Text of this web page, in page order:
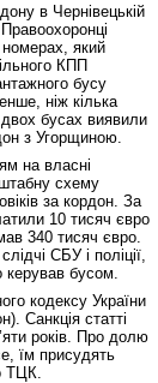
в Чернівецькій
який
КПП
бусу
ніж кілька
бусах виявили
з Угорщиною.
на власні
схему
за кордон. За
10 тисяч євро
340 тисяч євро.
СБУ і поліції,
керував бусом.
кодексу України
Санкція статті
років. Про долю
їм присудять
ТЦК.
Західної